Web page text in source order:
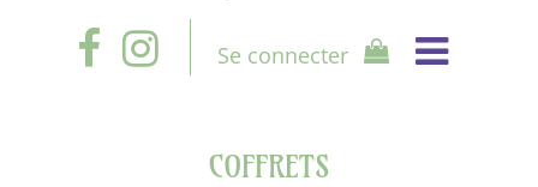
Se connecter
COFFRETS